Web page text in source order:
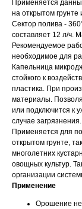
Применяется
на открытом грунте
Сектор полива -
составляет 12 л/ч.
Рекомендуемое
необходимое для
Капельница
стойкого к
пластика. При
материалы.
или подключится к
случае загрязнения.
Применяется для
открытом грунте,
многолетних
овощных культур.
организации
Применение
Орошение